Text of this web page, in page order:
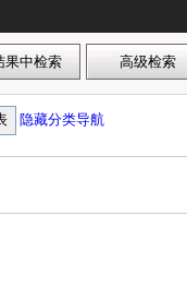
隐藏分类导航